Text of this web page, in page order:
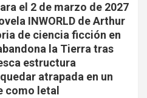
el 2 de marzo de 2027
INWORLD de Arthur
de ciencia ficción en
la Tierra tras
estructura
atrapada en un
como letal